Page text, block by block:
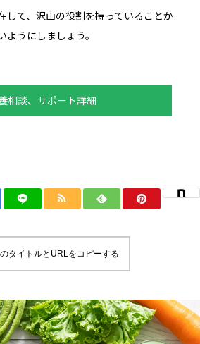
して、沢山の役割を持っていることか
ようにしましょう。
相談、サポート詳細
タイトルとURLをコピーする